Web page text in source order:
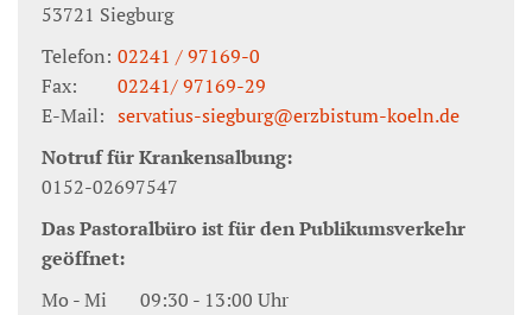
53721 Siegburg
Telefon: 02241 / 97169-0
Fax:
02241/ 97169-29
E-Mail: servatius-siegburg@erzbistum-koeln.de
Notruf für Krankensalbung:
0152-02697547
Das Pastoralbüro ist für den Publikumsverkehr
geöffnet:
Mo - Mi 09:30 - 13:00 Uhr